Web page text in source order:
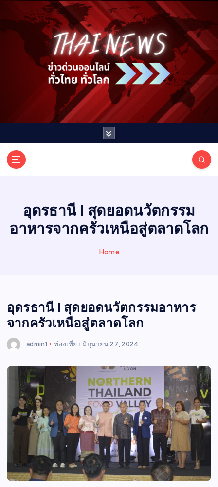
I
N
E
S
อุดรธานี I สุดยอดนวัตกรรม
อาหารจากครัวเหนือสู่ตลาดโลก
Home
อุดรธานี I สุดยอดนวัตกรรมอาหาร
จากครัวเหนือสู่ตลาดโลก
admin1 ท่องเที่ยว มิถุนายน 27, 2024